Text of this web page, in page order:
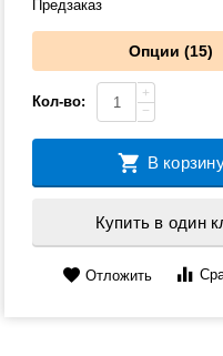
Предзаказ
Опции (15)
Кол-во:
+
−
В
Купить в один
Отложить